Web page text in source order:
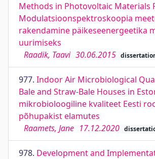
Methods in Photovoltaic Materials
Modulatsioonspektroskoopia
rakendamine päikeseenergeetika
uurimiseks
Raadik, Taavi 30.06.2015
977. Indoor Air Microbiological
Bale and Straw-Bale Houses in
mikrobioloogiline kvaliteet Eesti
põhupakist elamutes
Raamets, Jane 17.12.2020
978. Development and